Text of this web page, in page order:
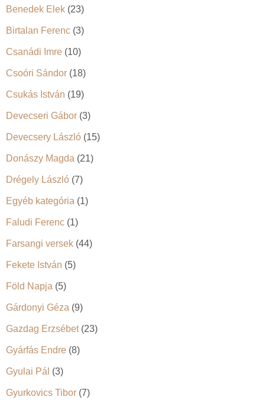
Benedek Elek (23)
Birtalan Ferenc (3)
Csanádi Imre (10)
Csoóri Sándor (18)
Csukás István (19)
Devecseri Gábor (3)
Devecsery László (15)
Donászy Magda (21)
Drégely László (7)
Egyéb kategória (1)
Faludi Ferenc (1)
Farsangi versek (44)
Fekete István (5)
Föld Napja (5)
Gárdonyi Géza (9)
Gazdag Erzsébet(23)
Gyárfás Endre (8)
Gyulai Pál (3)
Gyurkovics Tibor (7)